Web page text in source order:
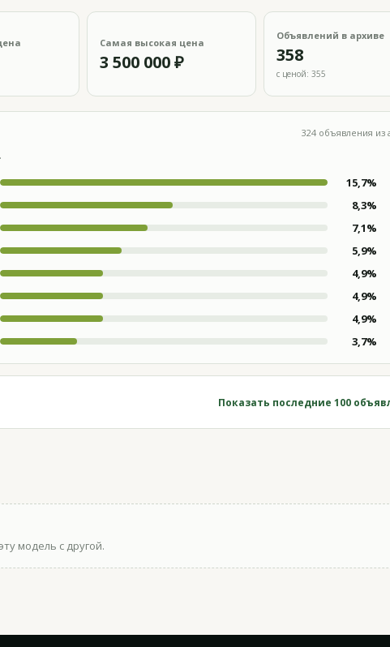
Самая высокая цена
3 500 000 ₽
Объявлений в архиве
358
с ценой: 355
324 объявления из
15,7%
8,3%
7,1%
5,9%
4,9%
4,9%
4,9%
3,7%
Показать последние 100
модель с другой.